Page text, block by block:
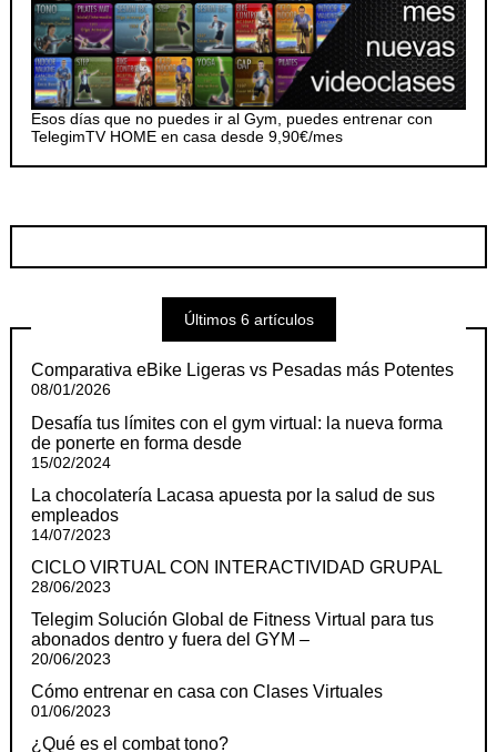
Esos días que no puedes ir al Gym, puedes entrenar con
TelegimTV HOME en casa desde 9,90€/mes
Últimos 6 artículos
Comparativa eBike Ligeras vs Pesadas más Potentes
08/01/2026
Desafía tus límites con el gym virtual: la nueva forma
de ponerte en forma desde
15/02/2024
La chocolatería Lacasa apuesta por la salud de sus
empleados
14/07/2023
CICLO VIRTUAL CON INTERACTIVIDAD GRUPAL
28/06/2023
Telegim Solución Global de Fitness Virtual para tus
abonados dentro y fuera del GYM –
20/06/2023
Cómo entrenar en casa con Clases Virtuales
01/06/2023
¿Qué es el combat tono?